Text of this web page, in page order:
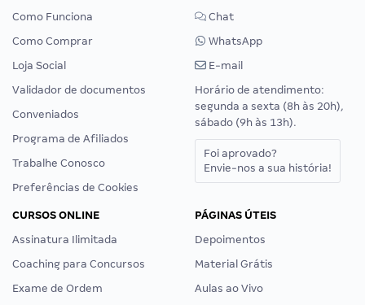
Como Funciona
Como Comprar
Loja Social
Validador de documentos
Conveniados
Programa de Afiliados
Trabalhe Conosco
Preferências de Cookies
Chat
WhatsApp
E-mail
Horário de atendimento:
segunda a sexta (8h às 20h),
sábado (9h às 13h).
Foi aprovado?
Envie-nos a sua história!
CURSOS ONLINE
Assinatura Ilimitada
Coaching para Concursos
Exame de Ordem
PÁGINAS ÚTEIS
Depoimentos
Material Grátis
Aulas ao Vivo